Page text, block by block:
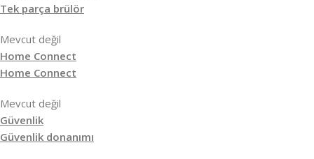
Tek parça brülör
Mevcut değil
Home Connect
Home Connect
Mevcut değil
Güvenlik
Güvenlik donanımı